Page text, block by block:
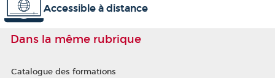
Accessible à distance
Dans la même rubrique
Catalogue des formations